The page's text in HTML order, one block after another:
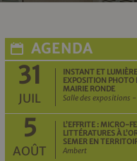
AGENDA
31
JUIL
INSTANT ET
EXPOSITION PHOTO
MAIRIE RONDE
Salle des expositions
5
AOÛT
L’EFFRITE : MICRO-
LITTÉRATURES À
SEMER EN
Ambert